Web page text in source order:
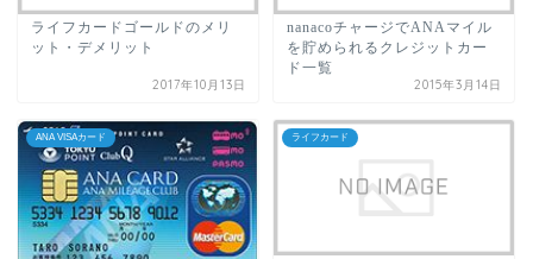
ライフカードゴールドのメリ
ット・デメリット
2017年10月13日
nanacoチャージでANAマイル
を貯められるクレジットカー
ド一覧
2015年3月14日
ANA VISAカード ライフカード